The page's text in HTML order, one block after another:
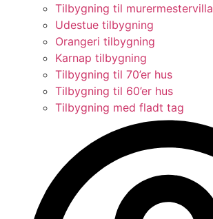
Tilbygning til murermestervilla
Udestue tilbygning
Orangeri tilbygning
Karnap tilbygning
Tilbygning til 70’er hus
Tilbygning til 60’er hus
Tilbygning med fladt tag